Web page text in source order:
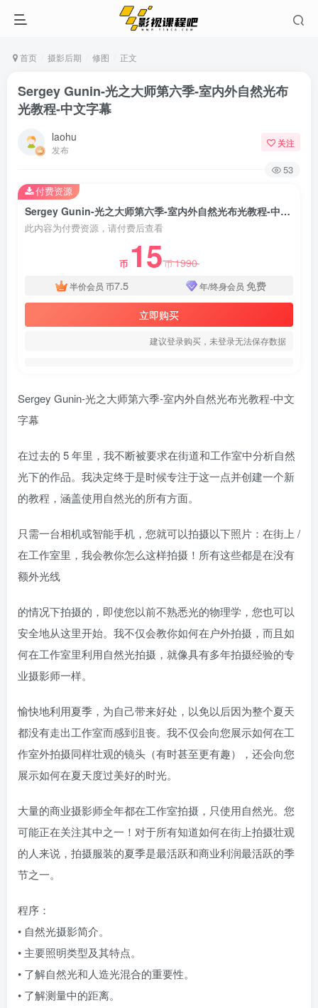
首页 摄影后期 修图 正文
Sergey Gunin-光之大师第六季-室内外自然光布
光教程-中文字幕
laohu
发布
关注
53
Sergey Gunin-光之大师第六季-室内外自然光布光教程-中文字幕
此内容为付费资源，请付费后查看
币 15币1990
半价会员 币7.5 年/终身会员 免费
立即购买
建议登录购买，未登录无法保存数据
付费资源
Sergey Gunin-光之大师第六季-室内外自然光布光教程-中文
字幕
在过去的 5 年里，我不断被要求在街道和工作室中分析自然
光下的作品。我决定终于是时候专注于这一点并创建一个新
的教程，涵盖使用自然光的所有方面。
只需一台相机或智能手机，您就可以拍摄以下照片：在街上 /
在工作室里，我会教你怎么这样拍摄！所有这些都是在没有
额外光线
的情况下拍摄的，即使您以前不熟悉光的物理学，您也可以
安全地从这里开始。我不仅会教你如何在户外拍摄，而且如
何在工作室里利用自然光拍摄，就像具有多年拍摄经验的专
业摄影师一样。
愉快地利用夏季，为自己带来好处，以免以后因为整个夏天
都没有走出工作室而感到沮丧。我不仅会向您展示如何在工
作室外拍摄同样壮观的镜头（有时甚至更有趣），还会向您
展示如何在夏天度过美好的时光。
大量的商业摄影师全年都在工作室拍摄，只使用自然光。您
可能正在关注其中之一！对于所有知道如何在街上拍摄壮观
的人来说，拍摄服装的夏季是最活跃和商业利润最活跃的季
节之一。
程序：
• 自然光摄影简介。
• 主要照明类型及其特点。
• 了解自然光和人造光混合的重要性。
• 了解测量中的距离。